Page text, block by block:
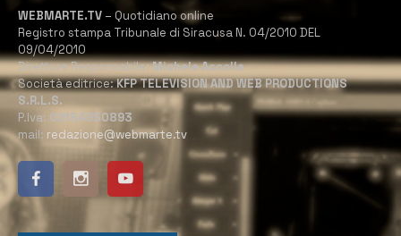
WEBMARTE.TV – Quotidiano online
Registro stampa Tribunale di Siracusa N. 04/2010 DEL
09/04/2010
Direttore Responsabile:Michele Accolla
Società editrice:KFP TELEVISION AND WEB PRODUCTIONS
S.R.L.S.
P.Iva: 02184950893
mail: redazione@webmarte.tv